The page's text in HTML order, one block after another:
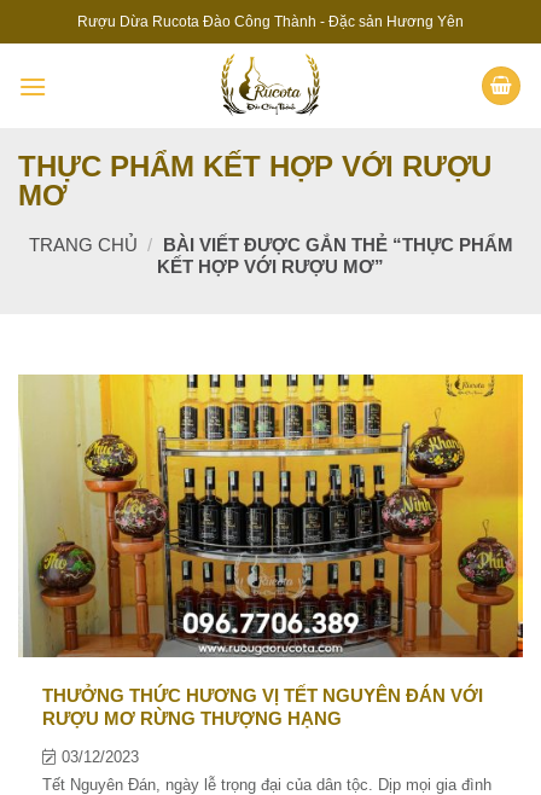
to
content
Rượu Dừa Rucota Đào Công Thành - Đặc sản Hương Yên
THỰC PHẨM KẾT HỢP VỚI RƯỢU
MƠ
TRANG CHỦ / BÀI VIẾT ĐƯỢC GẮN THẺ “THỰC PHẨM
KẾT HỢP VỚI RƯỢU MƠ”
THƯỞNG THỨC HƯƠNG VỊ TẾT NGUYÊN ĐÁN VỚI
RƯỢU MƠ RỪNG THƯỢNG HẠNG
Tết Nguyên Đán, ngày lễ trọng đại của dân tộc. Dịp mọi gia đình
03/12/2023